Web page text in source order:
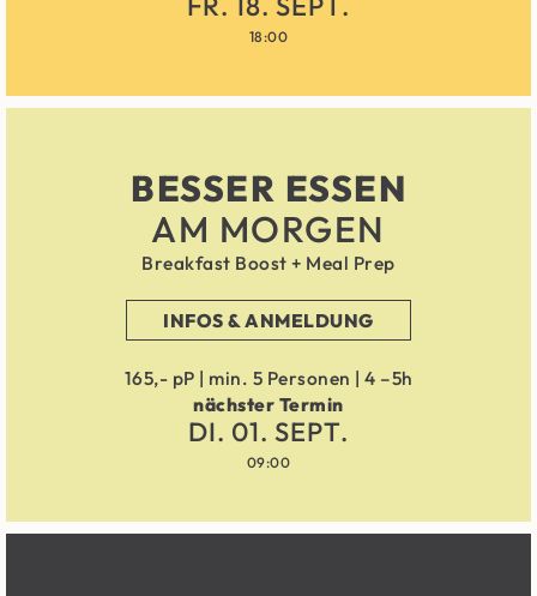
18:00
BESSER ESSEN
AM MORGEN
Breakfast Boost + Meal Prep
INFOS & ANMELDUNG
165,- pP | min. 5 Personen | 4 –5h
nächster Termin
DI. 01. SEPT.
09:00